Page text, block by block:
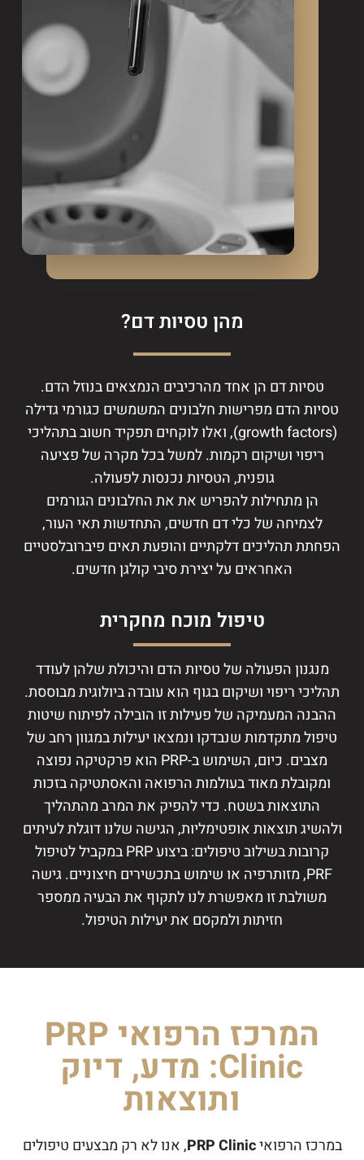
מהן טסיות דם?
טסיות דם הן אחד מהרכיבים הנמצאים בנוזל הדם.
טסיות הדם מפרישות חלבונים המשמשים כגורמי גדילה
(growth factors), ואלו לוקחים תפקיד חשוב בתהליכי
ריפוי ושיקום רקמות. למשל בכל מקרה של פציעה
גופנית, הטסיות נכנסות לפעולה.
הן מתחילות להפריש את את החלבונים הגורמים
לצמיחה של כלי דם חדשים, התחדשות תאי העור,
הפחתת תהליכים דלקתיים והופעת תאים פיברובלסטיים
האחראים על יצירת סיבי קולגן חדשים.
טיפול מוכח מחקרית
מנגנון הפעולה של טסיות הדם והיכולת שלהן לעודד
תהליכי ריפוי ושיקום בגוף הוא עובדה ביולוגית מבוססת.
ההבנה המעמיקה של פעילות זו הובילה לפיתוח שיטות
טיפול מתקדמות שנבדקו ונמצאו יעילות במגוון רחב של
מצבים. כיום, השימוש ב-PRP הוא פרקטיקה נפוצה
ומקובלת מאוד בעולמות הרפואה והאסתטיקה בזכות
התוצאות בשטח. כדי להפיק את המרב מהתהליך
ולהשיג תוצאות אופטימליות, הגישה שלנו דוגלת לעיתים
קרובות בשילוב טיפולים: ביצוע PRP במקביל לטיפול
PRF, מזותרפיה או שימוש בתכשירים חיצוניים. גישה
משולבת זו מאפשרת לנו לתקוף את הבעיה ממספר
חזיתות ולמקסם את יעילות הטיפול.
המרכז הרפואי PRP
Clinic: מדע, דיוק
ותוצאות
במרכז הרפואיPRP Clinic, אנו לא רק מבצעים טיפולים